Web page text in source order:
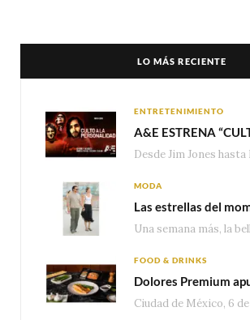
LO MÁS RECIENTE
ENTRETENIMIENTO
MODA
FOOD & DRINKS